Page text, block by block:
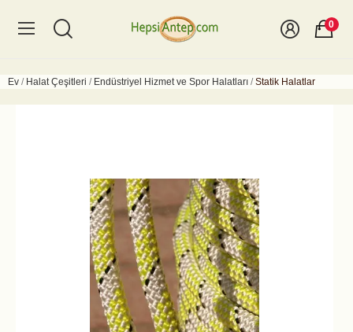
0
Ev Halat Çeşitleri Endüstriyel Hizmet ve Spor Halatları Statik Halatlar